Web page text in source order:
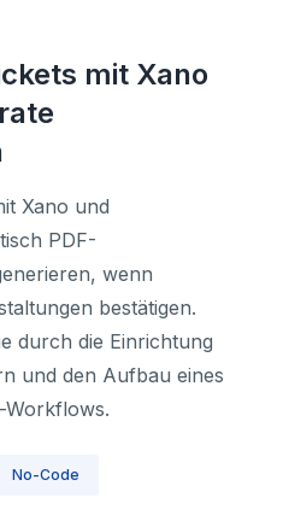
mit Xano
Xano und
PDF-
wenn
bestätigen.
durch die Einrichtung
und den Aufbau eines
Workflows.
No-Code